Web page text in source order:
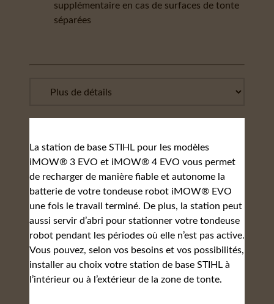
supplémentaire en cas de surfaces de tonte
séparées
La station de base STIHL pour les modèles
iMOW® 3 EVO et iMOW® 4 EVO vous permet
de recharger de manière fiable et autonome la
batterie de votre tondeuse robot iMOW® EVO
une fois le travail terminé. De plus, la station peut
aussi servir d’abri pour stationner votre tondeuse
robot pendant les périodes où elle n’est pas active.
Vous pouvez, selon vos besoins et vos possibilités,
installer au choix votre station de base STIHL à
l’intérieur ou à l’extérieur de la zone de tonte.